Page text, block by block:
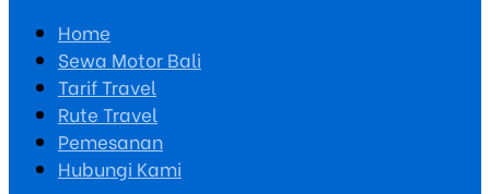
Home
Sewa Motor Bali
Tarif Travel
Rute Travel
Pemesanan
Hubungi Kami